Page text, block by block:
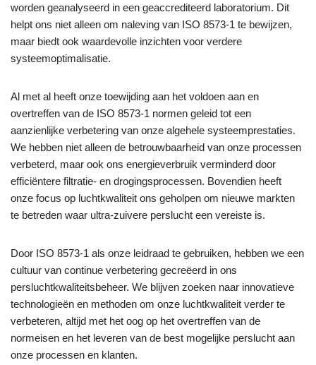
worden geanalyseerd in een geaccrediteerd laboratorium. Dit
helpt ons niet alleen om naleving van ISO 8573-1 te bewijzen,
maar biedt ook waardevolle inzichten voor verdere
systeemoptimalisatie.
Al met al heeft onze toewijding aan het voldoen aan en
overtreffen van de ISO 8573-1 normen geleid tot een
aanzienlijke verbetering van onze algehele systeemprestaties.
We hebben niet alleen de betrouwbaarheid van onze processen
verbeterd, maar ook ons energieverbruik verminderd door
efficiëntere filtratie- en drogingsprocessen. Bovendien heeft
onze focus op luchtkwaliteit ons geholpen om nieuwe markten
te betreden waar ultra-zuivere perslucht een vereiste is.
Door ISO 8573-1 als onze leidraad te gebruiken, hebben we een
cultuur van continue verbetering gecreëerd in ons
persluchtkwaliteitsbeheer. We blijven zoeken naar innovatieve
technologieën en methoden om onze luchtkwaliteit verder te
verbeteren, altijd met het oog op het overtreffen van de
normeisen en het leveren van de best mogelijke perslucht aan
onze processen en klanten.